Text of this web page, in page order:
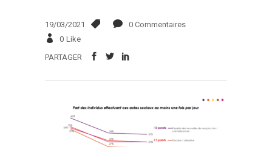
19/03/2021
0 Commentaires
0 Like
PARTAGER